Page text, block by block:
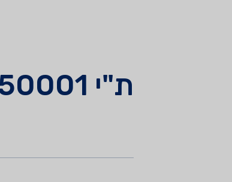
ת"י 50001 ISO מערכת ניהול אנרגיה